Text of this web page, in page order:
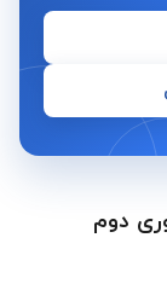
دوم